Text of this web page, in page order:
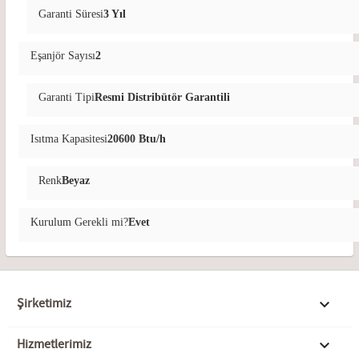
Garanti Süresi3 Yıl
Eşanjör Sayısı2
Garanti TipiResmi Distribütör Garantili
Isıtma Kapasitesi20600 Btu/h
RenkBeyaz
Kurulum Gerekli mi?Evet
Şirketimiz 
Hizmetlerimiz 